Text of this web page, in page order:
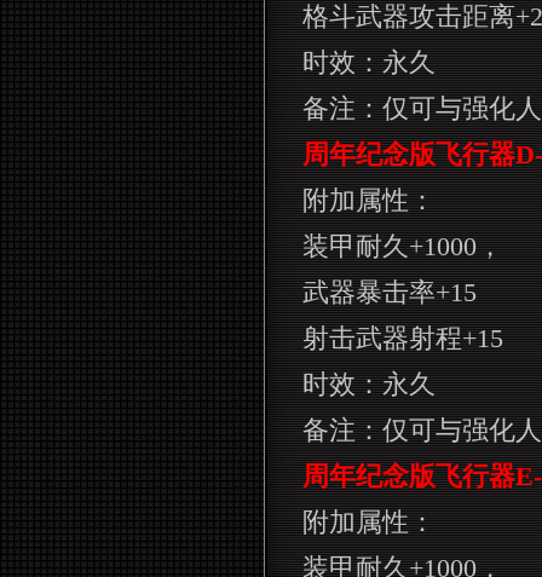
格斗武器攻击距离+2
时效：永久
备注：仅可与强化
周年纪念版飞行器D-
附加属性：
装甲耐久+1000，
武器暴击率+15
射击武器射程+15
时效：永久
备注：仅可与强化
周年纪念版飞行器E-
附加属性：
装甲耐久+1000，